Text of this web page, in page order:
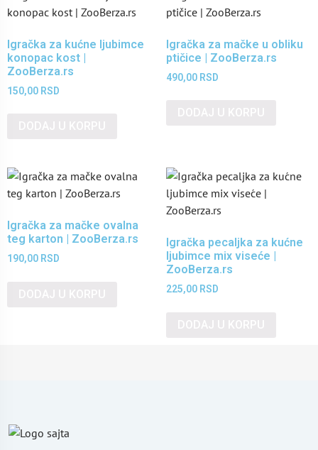
Igračka za kućne ljubimce
konopac kost |
ZooBerza.rs
150,00 RSD
Igračka za mačke u obliku
ptičice | ZooBerza.rs
490,00 RSD
Igračka za mačke ovalna
teg karton | ZooBerza.rs
190,00 RSD
Igračka pecaljka za kućne
ljubimce mix viseće |
ZooBerza.rs
225,00 RSD